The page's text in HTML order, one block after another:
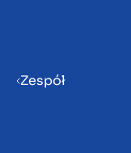
Zespół